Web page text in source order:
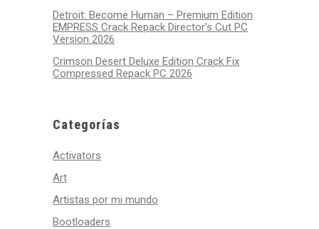
Detroit: Become Human – Premium Edition
EMPRESS Crack Repack Director’s Cut PC
Version 2026
Crimson Desert Deluxe Edition Crack Fix
Compressed Repack PC 2026
Categorías
Activators
Art
Artistas por mi mundo
Bootloaders